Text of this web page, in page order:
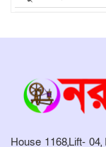
কমিটির সভা অনুষ্ঠিত
House 1168,Lift-